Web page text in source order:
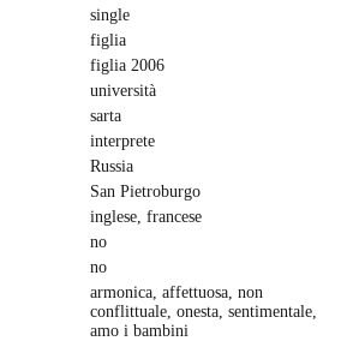
single
figlia
figlia 2006
università
sarta
interprete
Russia
San Pietroburgo
inglese, francese
no
no
armonica, affettuosa, non
conflittuale, onesta, sentimentale,
amo i bambini